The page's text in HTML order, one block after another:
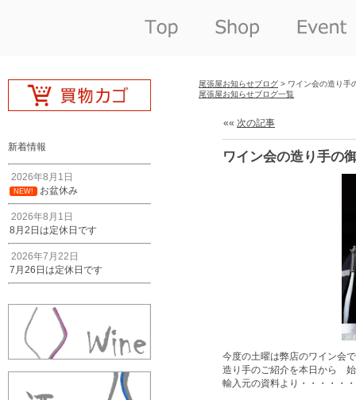
新着情報
2026年8月1日
NEW! お盆休み
2026年8月1日
8月2日は定休日です
2026年7月22日
7月26日は定休日です
尾張屋お知らせブログ > ワイン会の造り手
尾張屋お知らせブログ一覧
«« 次の記事
ワイン会の造り手の
今度の土曜は弊店のワイン
造り手のご紹介を本日から
輸入元の資料より・・・・・・